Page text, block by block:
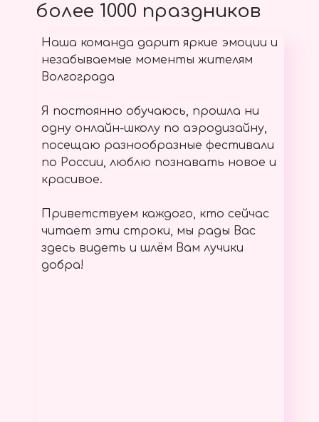
более 1000 праздников
Наша команда дарит яркие эмоции и
незабываемые моменты жителям
Волгограда
Я постоянно обучаюсь, прошла ни
одну онлайн-школу по аэродизайну,
посещаю разнообразные фестивали
по России, люблю познавать новое и
красивое.
Приветствуем каждого, кто сейчас
читает эти строки, мы рады Вас
здесь видеть и шлём Вам лучики
добра!